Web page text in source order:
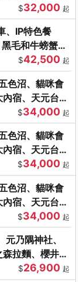
$32,000 起
、IP特色餐
毛和牛螃蟹美
$42,500 起
色沼、貓咪會
宿、天元台高
$34,000 起
色沼、貓咪會
宿、天元台高
$34,000 起
色沼、貓咪會
宿、天元台高
$34,000 起
乃隅神社、
拉麵、櫻井二
$26,900 起